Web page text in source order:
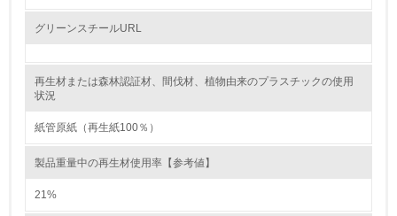
レベル2
環境取り組み体制と成果を定期的に検証して次の活動に活
グリーンスチールURL
再生材または森林認証材、間伐材、植物由来のプラスチックの使用
状況
紙管原紙（再生紙100％）
製品重量中の再生材使用率【参考値】
21%